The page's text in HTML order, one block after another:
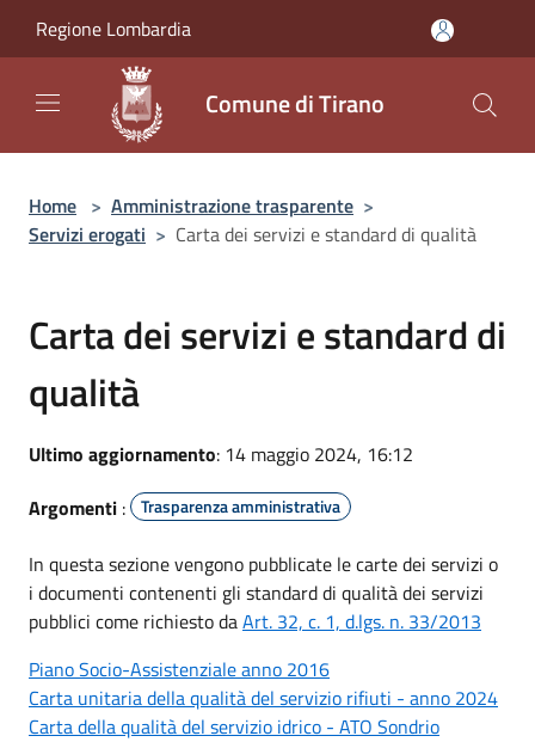
Regione Lombardia
Comune di Tirano
Home > Amministrazione trasparente >
Servizi erogati > Carta dei servizi e standard di qualità
Carta dei servizi e standard di
qualità
Ultimo aggiornamento: 14 maggio 2024, 16:12
Argomenti : Trasparenza amministrativa
In questa sezione vengono pubblicate le carte dei servizi o
i documenti contenenti gli standard di qualità dei servizi
pubblici come richiesto daArt. 32, c. 1, d.lgs. n. 33/2013
Piano Socio-Assistenziale anno 2016
Carta unitaria della qualità del servizio rifiuti - anno 2024
Carta della qualità del servizio idrico - ATO Sondrio